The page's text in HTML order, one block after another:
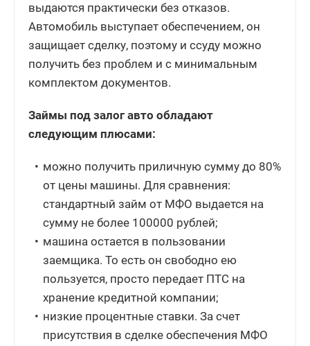
выдаются практически без отказов.
Автомобиль выступает обеспечением, он
защищает сделку, поэтому и ссуду можно
получить без проблем и с минимальным
комплектом документов.
Займы под залог авто обладают
следующим плюсами:
можно получить приличную сумму до 80%
от цены машины. Для сравнения:
стандартный займ от МФО выдается на
сумму не более 100000 рублей;
машина остается в пользовании
заемщика. То есть он свободно ею
пользуется, просто передает ПТС на
хранение кредитной компании;
низкие процентные ставки. За счет
присутствия в сделке обеспечения МФО